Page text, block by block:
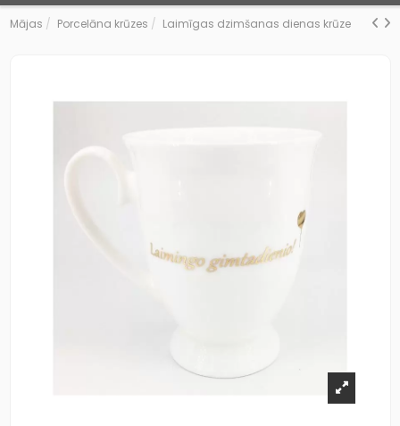
Mājas Porcelāna krūzes Laimīgas dzimšanas dienas krūze